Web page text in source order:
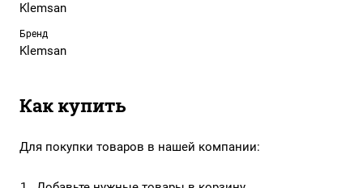
Klemsan
Бренд
Klemsan
Как купить
Для покупки товаров в нашей компании: